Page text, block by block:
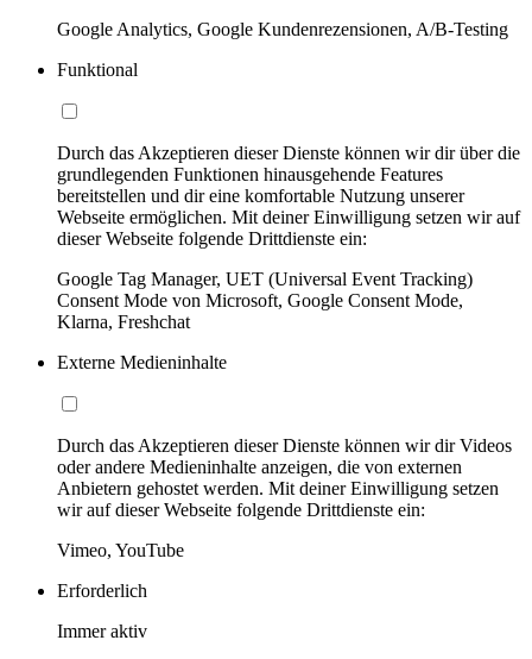
Google Analytics, Google Kundenrezensionen, A/B-Testing
Funktional
Durch das Akzeptieren dieser Dienste können wir dir über die
grundlegenden Funktionen hinausgehende Features
bereitstellen und dir eine komfortable Nutzung unserer
Webseite ermöglichen. Mit deiner Einwilligung setzen wir auf
dieser Webseite folgende Drittdienste ein:
Google Tag Manager, UET (Universal Event Tracking)
Consent Mode von Microsoft, Google Consent Mode,
Klarna, Freshchat
Externe Medieninhalte
Durch das Akzeptieren dieser Dienste können wir dir Videos
oder andere Medieninhalte anzeigen, die von externen
Anbietern gehostet werden. Mit deiner Einwilligung setzen
wir auf dieser Webseite folgende Drittdienste ein:
Vimeo, YouTube
Erforderlich
Immer aktiv